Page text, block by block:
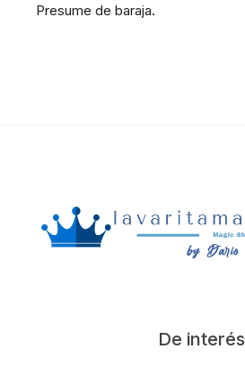
Presume de baraja.
De interés